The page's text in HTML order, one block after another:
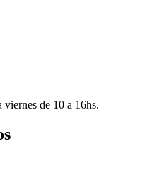
viernes de 10 a 16hs.